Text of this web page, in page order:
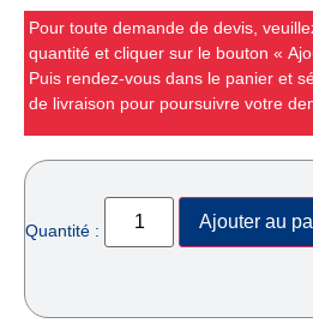
Pour toute demande de devis,
quantité et cliquer sur le bouton «
Puis rendez-vous dans le panier et
de livraison pour poursuivre votre
Quantité : Ajouter au